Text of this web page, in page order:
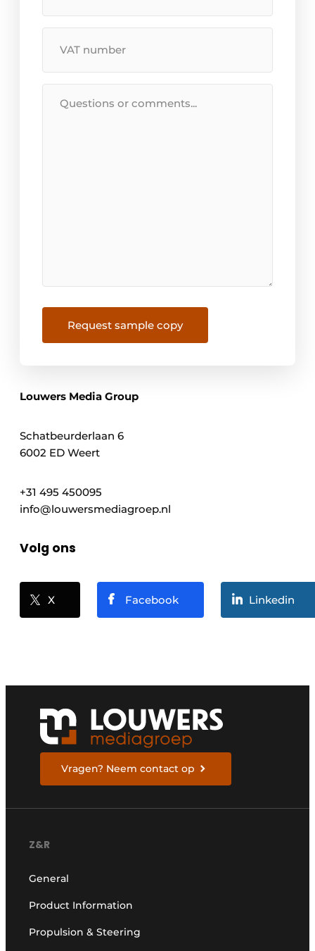
Number
Request sample copy
Louwers Media Group
Schatbeurderlaan 6
6002 ED Weert
+31 495 450095
info@louwersmediagroep.nl
Volg ons
X Facebook Linkedin
Vragen? Neem contact op
Z&R
General
Product Information
Propulsion & Steering